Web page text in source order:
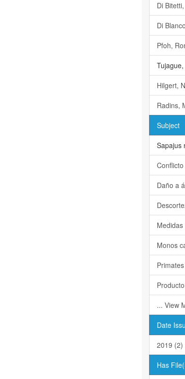
Di
Di
Pfoh,
Hilgert,
Radins,
Subject
Sapajus
Daño a
Monos
... View
Date
2019 (2)
Has